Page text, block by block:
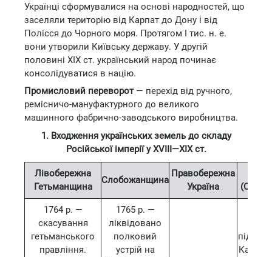
Українці сформувалися на основі народностей, що
заселяли територію від Карпат до Дону і від
Полісся до Чорного моря. Протягом І тис. н. е.
вони утворили Київську державу. У другій
половині XIX ст. український народ починає
консолідуватися в націю.
Промисловий переворот— перехід від ручного,
ремісничо-мануфактурного до великого
машинного фабрично-заводського виробництва.
1. Входження українських земель до складу
Російської імперії у XVIII—XIX ст.
Лівобережна
Гетьманщина
Слобожанщина
Правобережна
Україна
1764 р. —
скасування
гетьманського
правління.
1765 р. —
ліквідовано
полковий
устрій на